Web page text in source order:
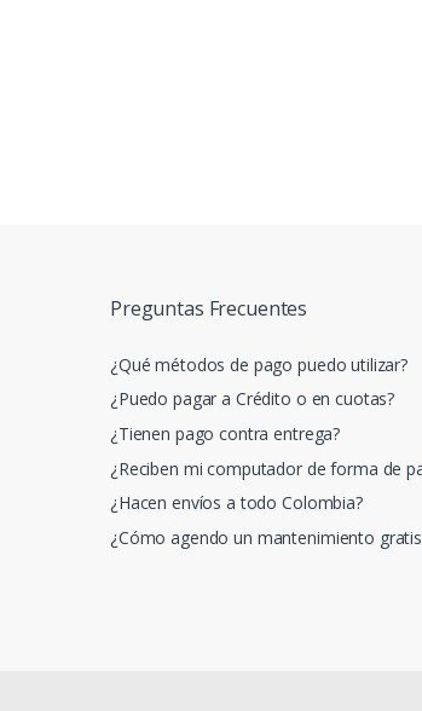
Preguntas Frecuentes
¿Qué métodos de pago puedo utilizar?
¿Puedo pagar a Crédito o en cuotas?
¿Tienen pago contra entrega?
¿Reciben mi computador de forma de
¿Hacen envíos a todo Colombia?
¿Cómo agendo un mantenimiento